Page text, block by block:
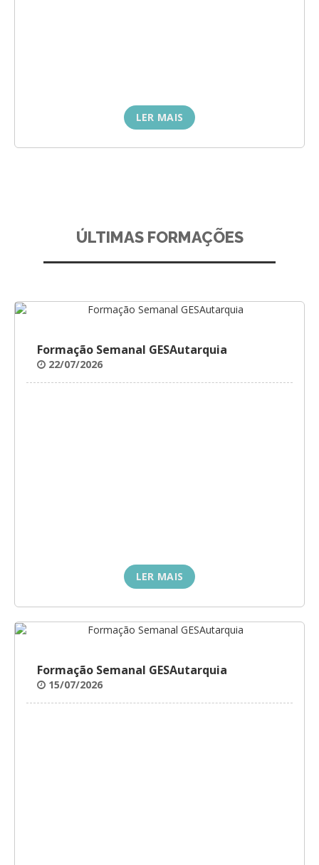
LER MAIS
ÚLTIMAS FORMAÇÕES
Formação Semanal GESAutarquia
22/07/2026
LER MAIS
Formação Semanal GESAutarquia
15/07/2026